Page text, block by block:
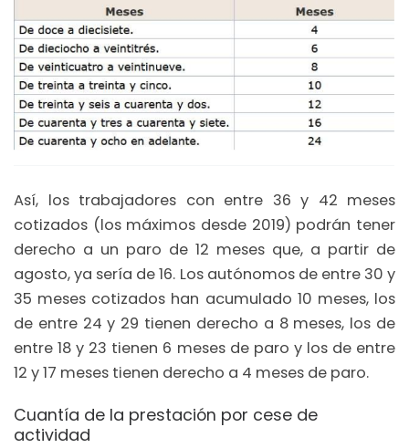
Así, los trabajadores con entre 36 y 42 meses
cotizados (los máximos desde 2019) podrán tener
derecho a un paro de 12 meses que, a partir de
agosto, ya sería de 16. Los autónomos de entre 30 y
35 meses cotizados han acumulado 10 meses, los
de entre 24 y 29 tienen derecho a 8 meses, los de
entre 18 y 23 tienen 6 meses de paro y los de entre
12 y 17 meses tienen derecho a 4 meses de paro.
Cuantía de la prestación por cese de
actividad